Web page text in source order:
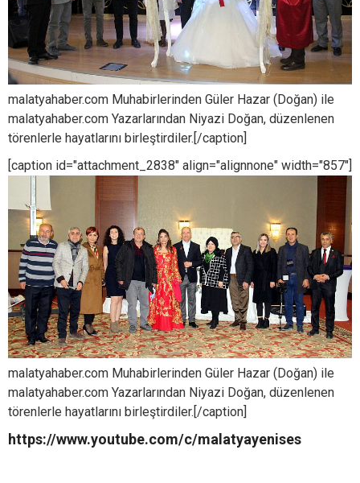
malatyahaber.com Muhabirlerinden Güler Hazar (Doğan) ile
malatyahaber.com Yazarlarından Niyazi Doğan, düzenlenen
törenlerle hayatlarını birleştirdiler.[/caption]
[caption id="attachment_2838" align="alignnone" width="857"]
malatyahaber.com Muhabirlerinden Güler Hazar (Doğan) ile
malatyahaber.com Yazarlarından Niyazi Doğan, düzenlenen
törenlerle hayatlarını birleştirdiler.[/caption]
https://www.youtube.com/c/malatyayenises